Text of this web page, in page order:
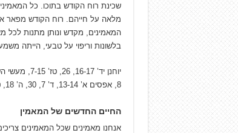
שכינת רוח הקודש בתוכו. כל
מלאה על חייהם. רוח הקודש מפאר
המאמינים, מקדש ונותן מתנות לכל
בלשונות וריפוי על טבעי, הייתה
8, אפסים א’ 13-14, ד’ 7, 30, ה’ 18, טיטוס ג’ 5-6, עברים ב’ 3-4, הראשונה ליוחנן ב’ 20, 27, ג’ 24
החיים החדשים של המאמין
אנחנו מאמינים שכל המאמינים